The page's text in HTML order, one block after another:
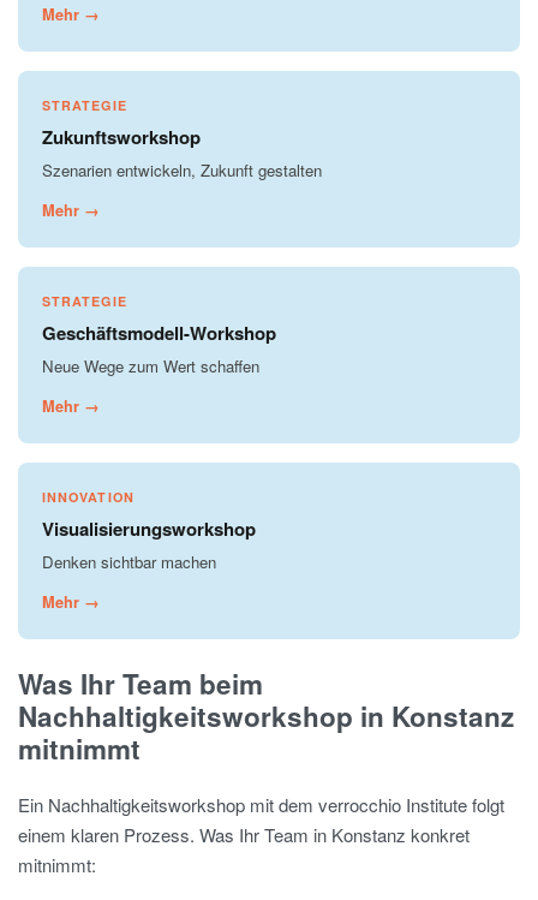
Mehr →
STRATEGIE
Zukunftsworkshop
Szenarien entwickeln, Zukunft gestalten
Mehr →
STRATEGIE
Geschäftsmodell-Workshop
Neue Wege zum Wert schaffen
Mehr →
INNOVATION
Visualisierungsworkshop
Denken sichtbar machen
Mehr →
Was Ihr Team beim
Nachhaltigkeitsworkshop in Konstanz
mitnimmt
Ein Nachhaltigkeitsworkshop mit dem verrocchio Institute folgt
einem klaren Prozess. Was Ihr Team in Konstanz konkret
mitnimmt: